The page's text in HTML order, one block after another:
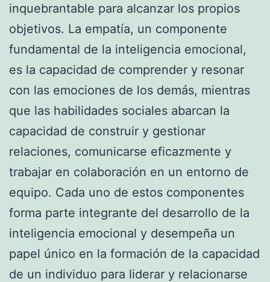
inquebrantable para alcanzar los propios
objetivos. La empatía, un componente
fundamental de la inteligencia emocional,
es la capacidad de comprender y resonar
con las emociones de los demás, mientras
que las habilidades sociales abarcan la
capacidad de construir y gestionar
relaciones, comunicarse eficazmente y
trabajar en colaboración en un entorno de
equipo. Cada uno de estos componentes
forma parte integrante del desarrollo de la
inteligencia emocional y desempeña un
papel único en la formación de la capacidad
de un individuo para liderar y relacionarse